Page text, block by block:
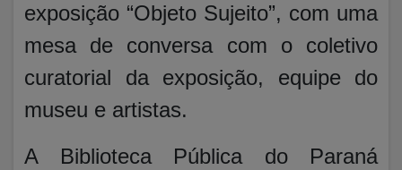
exposição “Objeto Sujeito”, com uma
mesa de conversa com o coletivo
curatorial da exposição, equipe do
museu e artistas.
A Biblioteca Pública do Paraná